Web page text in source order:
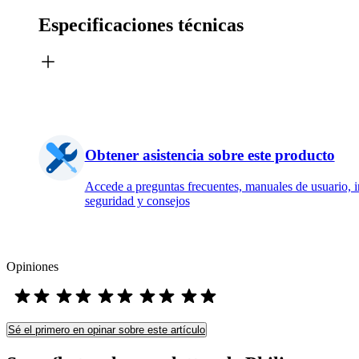
Especificaciones técnicas
Obtener asistencia sobre este producto
Accede a preguntas frecuentes, manuales de usuario,
seguridad y consejos
Opiniones
Sé el primero en opinar sobre este artículo